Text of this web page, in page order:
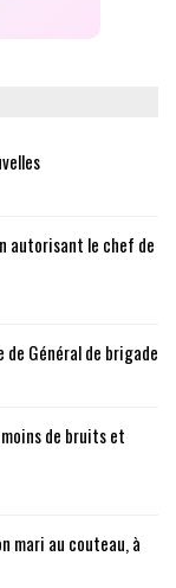
autorisant le chef de
de Général de brigade
de bruits et
mari au couteau, à